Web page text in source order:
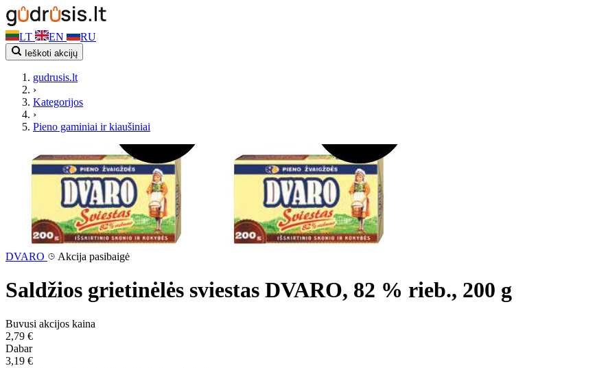
LT EN RU
Ieškoti akcijų
gudrusis.lt
›
Kategorijos
›
Pieno gaminiai ir kiaušiniai
DVARO Akcija pasibaigė
Saldžios grietinėlės sviestas DVARO, 82 % rieb., 200 g
Buvusi akcijos kaina
2,79 €
Dabar
3,19 €